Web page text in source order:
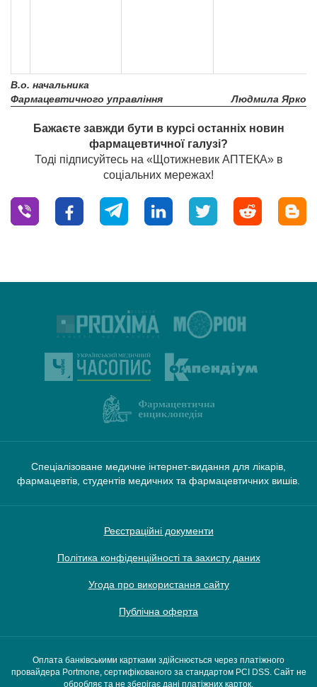
В.о. начальника
Фармацевтичного управління
Людмила Ярко
Бажаєте завжди бути в курсі останніх новин
фармацевтичної галузі?
Тоді підписуйтесь на «Щотижневик АПТЕКА» в
соціальних мережах!
Спеціалізоване медичне інтернет-видання для лікарів,
фармацевтів, студентів медичних та фармацевтичних вишів.
Реєстраційні документи
Політика конфіденційності та захисту даних
Угода про використання сайту
Публічна оферта
Оплата банківськими картками здійснюється через платіжного
провайдера Portmone, сертифікованого за стандартом PCI DSS. Сайт не
обробляє та не зберігає дані платіжних карток.